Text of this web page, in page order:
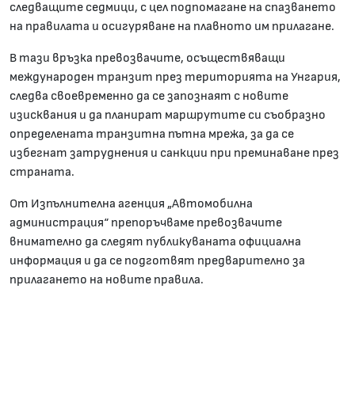
следващите седмици, с цел подпомагане на спазването
на правилата и осигуряване на плавното им прилагане.
В тази връзка превозвачите, осъществяващи
международен транзит през територията на Унгария,
следва своевременно да се запознаят с новите
изисквания и да планират маршрутите си съобразно
определената транзитна пътна мрежа, за да се
избегнат затруднения и санкции при преминаване през
страната.
От Изпълнителна агенция „Автомобилна
администрация“ препоръчваме превозвачите
внимателно да следят публикуваната официална
информация и да се подготвят предварително за
прилагането на новите правила.